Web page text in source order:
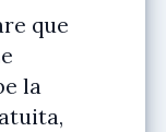
que
la